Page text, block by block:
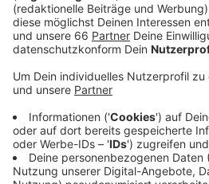
Anzeige
Insgesamt beteiligten sich
Düsseldorferinnen und
Sammelaktion. Diese Menge an
würde 4,4 Millionen Liter
Am 3. Mai startete das Projekt